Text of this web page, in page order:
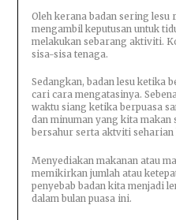
Oleh kerana badan sering lesu
mengambil keputusan untuk
melakukan sebarang aktiviti.
sisa-sisa tenaga.
Sedangkan, badan lesu ketika
cari cara mengatasinya.
waktu siang ketika berpuasa
dan minuman yang kita makan
bersahur serta aktviti seharian
Menyediakan makanan atau
memikirkan jumlah atau
penyebab badan kita menjadi
dalam bulan puasa ini.